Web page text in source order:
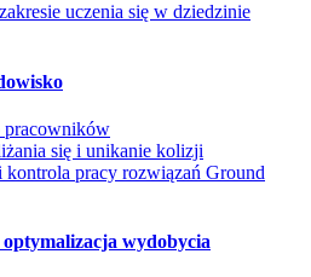
uczenia się w dziedzinie
pracowników
się i unikanie kolizji
pracy rozwiązań Ground
wydobycia